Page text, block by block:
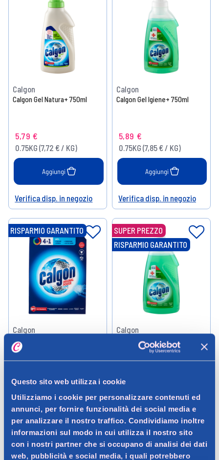
Questo sito web utilizza i cookie
Utilizziamo i cookie per personalizzare contenuti ed
annunci, per fornire funzionalità dei social media e
per analizzare il nostro traffico. Condividiamo inoltre
informazioni sul modo in cui utilizza il nostro sito
con i nostri partner che si occupano di analisi dei dati
web, pubblicità e social media, i quali potrebbero
Calgon
Calgon Gel Natura+ 750ml
5,79 €
0.75KG (7,72 € / KG)
Aggiungi
Help
Verifica disp. in negozio
Calgon
Calgon Gel Igiene+ 750ml
5,89 €
0.75KG (7,85 € / KG)
Aggiungi
Help
Verifica disp. in negozio
RISPARMIO GARANTITO
Calgon
Calgon Polvere 4in1 900g
5,79 €
0.9KG (6,43 € / KG)
Aggiungi
Help
Verifica disp. in negozio
SUPER PREZZO
RISPARMIO GARANTITO
Calgon
Calgon Gel Igiene+ 1500ml
8,99 €
Aggiungi
Help
Verifica disp. in negozio